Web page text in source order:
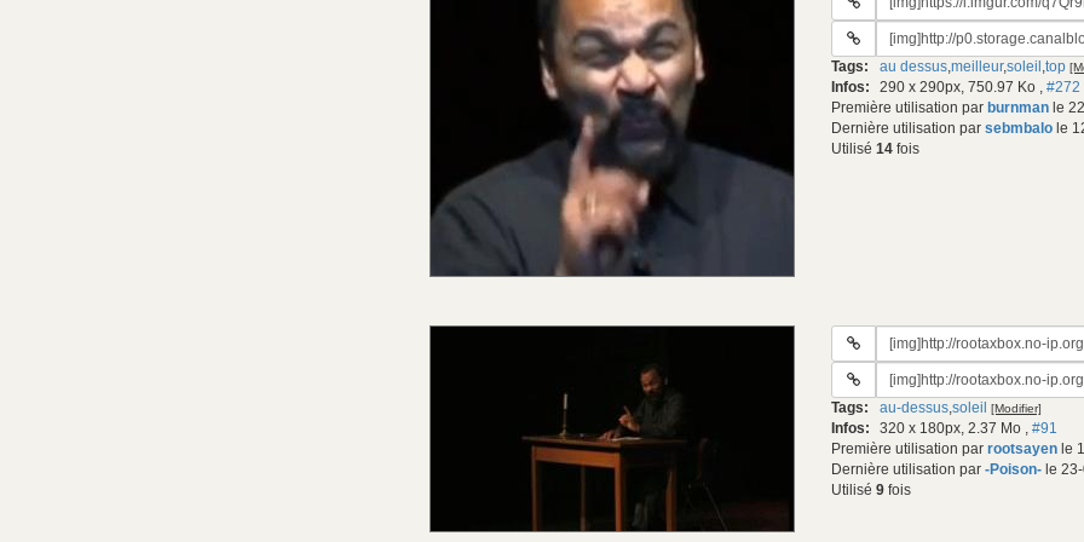
gif:
gif:
URL
du
gif:
Tags: au dessus,meilleur,soleil ,top
Infos: 290 x 290px, 750.97 Ko , #272
Première utilisation par burnman le
Dernière utilisation par sebmbalo le
Utilisé 14 fois
URL
gif:
URL
du
gif:
Tags: au-dessus,soleil [Modifier]
Infos: 320 x 180px, 2.37 Mo , #91
Première utilisation par rootsayen le
Dernière utilisation par -Poison- le
Utilisé 9 fois